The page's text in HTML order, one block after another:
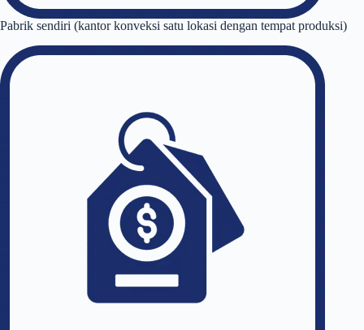
Pabrik sendiri (kantor konveksi satu lokasi dengan tempat produksi)